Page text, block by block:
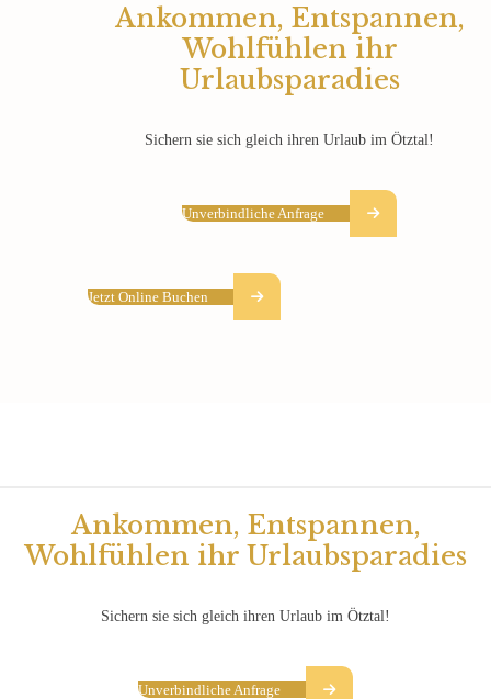
Ankommen, Entspannen,
Wohlfühlen ihr
Urlaubsparadies
Sichern sie sich gleich ihren Urlaub im Ötztal!
Unverbindliche Anfrage
Jetzt Online Buchen
Ankommen, Entspannen,
Wohlfühlen ihr Urlaubsparadies
Sichern sie sich gleich ihren Urlaub im Ötztal!
Unverbindliche Anfrage